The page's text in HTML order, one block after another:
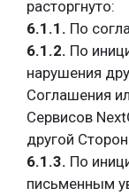
расторгнуто:
6.1.1. По
6.1.2. По
нарушения
Соглашения
Сервисов
другой
6.1.3. По
письменным